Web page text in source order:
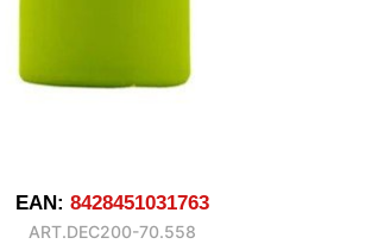
EAN: 8428451031763
ART.DEC200-70.558